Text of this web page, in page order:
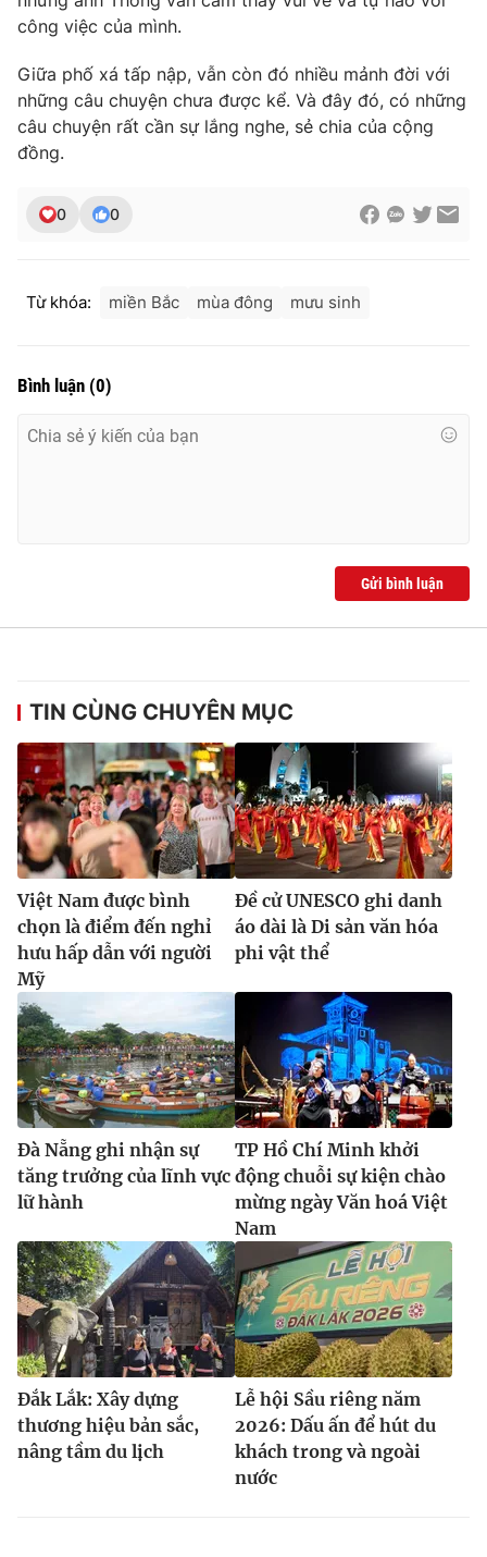
THỜI BÁO VTV
Theo dõi báo trên
Cơ quan báo chí:Thời báo VTV
Tổng Biên tập:
Nguyễn Trọng Ninh
® Cấm sao chép dưới mọi hình thức nếu không có sự chấp
thuận bằng văn bản. Ghi rõ nguồn VTV.vn khi phát hành lại
thông tin từ website này.
công việc của mình.
Giữa phố xá tấp nập, vẫn còn đó nhiều mảnh đời với
những câu chuyện chưa được kể. Và đây đó, có những
câu chuyện rất cần sự lắng nghe, sẻ chia của cộng
đồng.
0 0
Từ khóa: miền Bắc mùa đông mưu sinh
Bình luận (0)
Gửi bình luận
TIN CÙNG CHUYÊN MỤC
Việt Nam được bình
chọn là điểm đến nghỉ
hưu hấp dẫn với người
Mỹ
Đề cử UNESCO ghi danh
áo dài là Di sản văn hóa
phi vật thể
Đà Nẵng ghi nhận sự
tăng trưởng của lĩnh vực
lữ hành
TP Hồ Chí Minh khởi
động chuỗi sự kiện chào
mừng ngày Văn hoá Việt
Nam
Đắk Lắk: Xây dựng
thương hiệu bản sắc,
nâng tầm du lịch
Lễ hội Sầu riêng năm
2026: Dấu ấn để hút du
khách trong và ngoài
nước